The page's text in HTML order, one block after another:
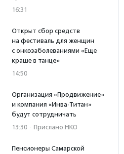
16:31
Открыт сбор средств
на фестиваль для женщин
с онкозаболеваниями «Еще
краше в танце»
14:50
Организация «Продвижение»
и компания «Инва-Титан»
будут сотрудничать
13:30 · Прислано НКО
Пенсионеры Самарской